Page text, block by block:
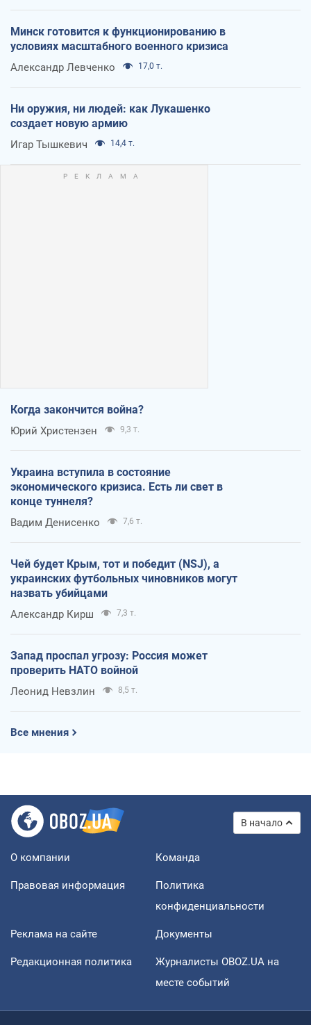
Минск готовится к функционированию в
условиях масштабного военного кризиса
Александр Левченко 17,0 т.
Ни оружия, ни людей: как Лукашенко
создает новую армию
Игар Тышкевич 14,4 т.
Когда закончится война?
Юрий Христензен 9,3 т.
Украина вступила в состояние
экономического кризиса. Есть ли свет в
конце туннеля?
Вадим Денисенко 7,6 т.
Чей будет Крым, тот и победит (NSJ), а
украинских футбольных чиновников могут
назвать убийцами
Александр Кирш 7,3 т.
Запад проспал угрозу: Россия может
проверить НАТО войной
Леонид Невзлин 8,5 т.
Все мнения
В начало
О компании Команда
Правовая информация
Политика
конфиденциальности
Реклама на сайте Документы
Редакционная политика
Журналисты OBOZ.UA на
месте событий